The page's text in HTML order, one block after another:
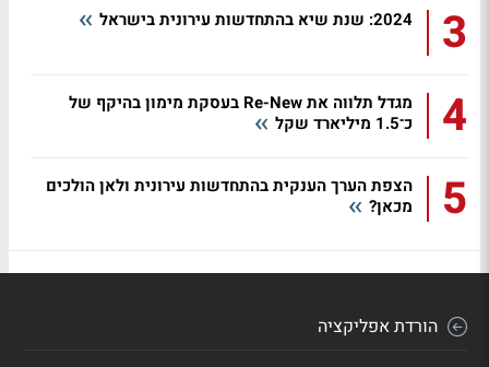
3 2024: שנת שיא בהתחדשות עירונית בישראל
4
מגדל תלווה את Re-New בעסקת מימון בהיקף של
כ־1.5 מיליארד שקל
5
הצפת הערך הענקית בהתחדשות עירונית ולאן הולכים
מכאן?
הורדת אפליקציה